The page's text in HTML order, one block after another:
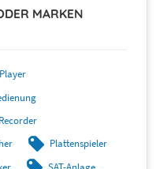
MARKEN
Plattenspieler